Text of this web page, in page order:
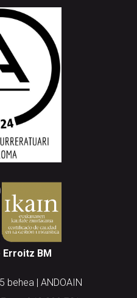
BM
behea | ANDOAIN